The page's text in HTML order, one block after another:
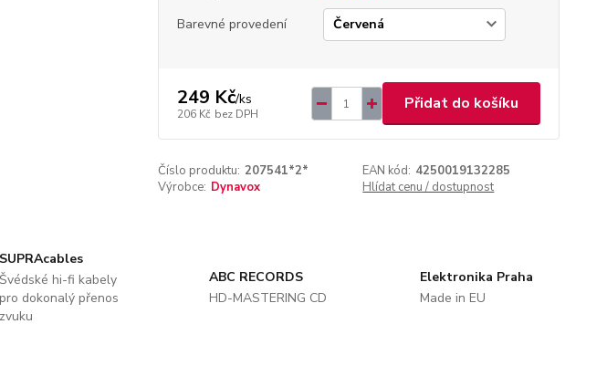
Barevné provedení
249 Kč/ks
206 Kč bez DPH
Přidat do košíku
Číslo produktu: 207541*2* EAN kód: 4250019132285
Výrobce: Dynavox Hlídat cenu / dostupnost
SUPRAcables
Švédské hi-fi kabely
pro dokonalý přenos
zvuku
ABC RECORDS
HD-MASTERING CD
Elektronika Praha
Made in EU